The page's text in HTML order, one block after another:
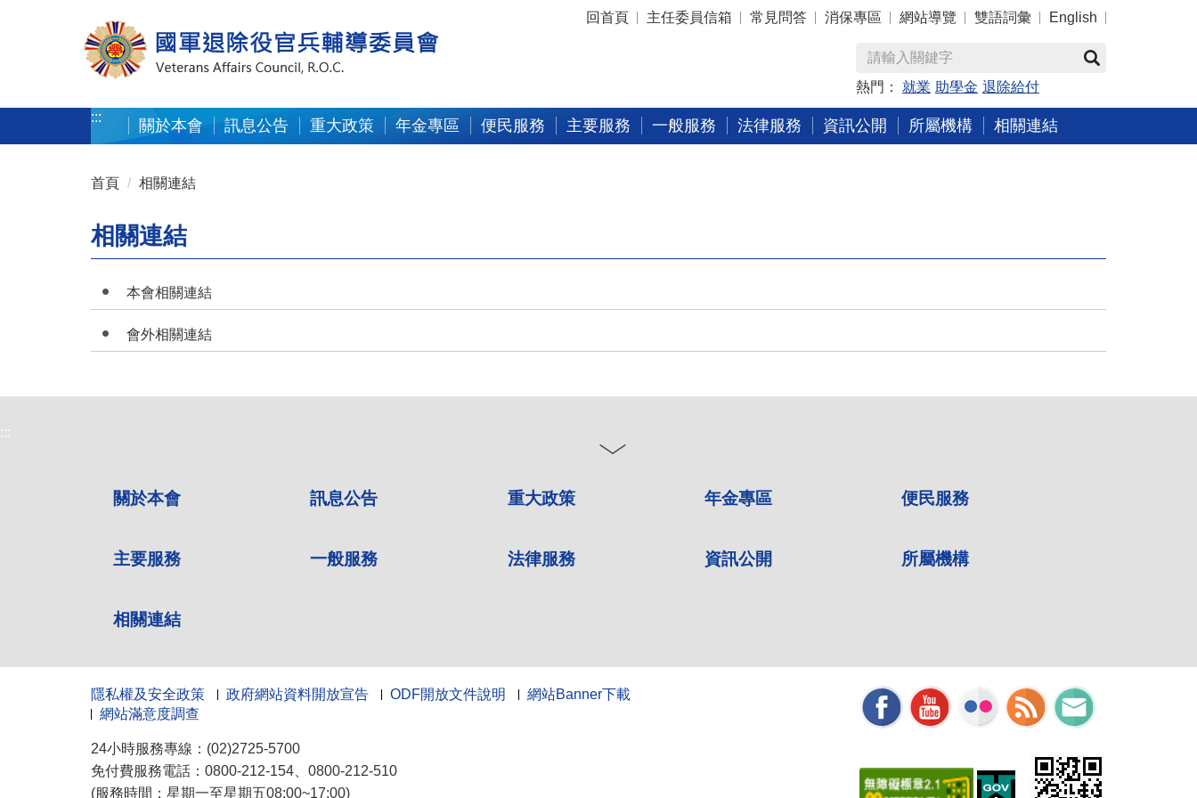
:::
回首頁 主任委員信箱 常見問答 消保專區 網站導覽 雙語詞彙 English
熱門： 就業 助學金 退除給付
:::
關於本會 訊息公告 重大政策 年金專區 便民服務 主要服務 一般服務 法律服務 資訊公開 所屬機構 相關連結
首頁 相關連結
相關連結
本會相關連結
會外相關連結
:::
關於本會 訊息公告 重大政策 年金專區 便民服務
主要服務 一般服務 法律服務 資訊公開 所屬機構
相關連結
隱私權及安全政策 政府網站資料開放宣告 ODF開放文件說明
網站Banner下載
網站滿意度調查
24小時服務專線：(02)2725-5700
免付費服務電話：0800-212-154、0800-212-510
(服務時間：星期一至星期五08:00~17:00)